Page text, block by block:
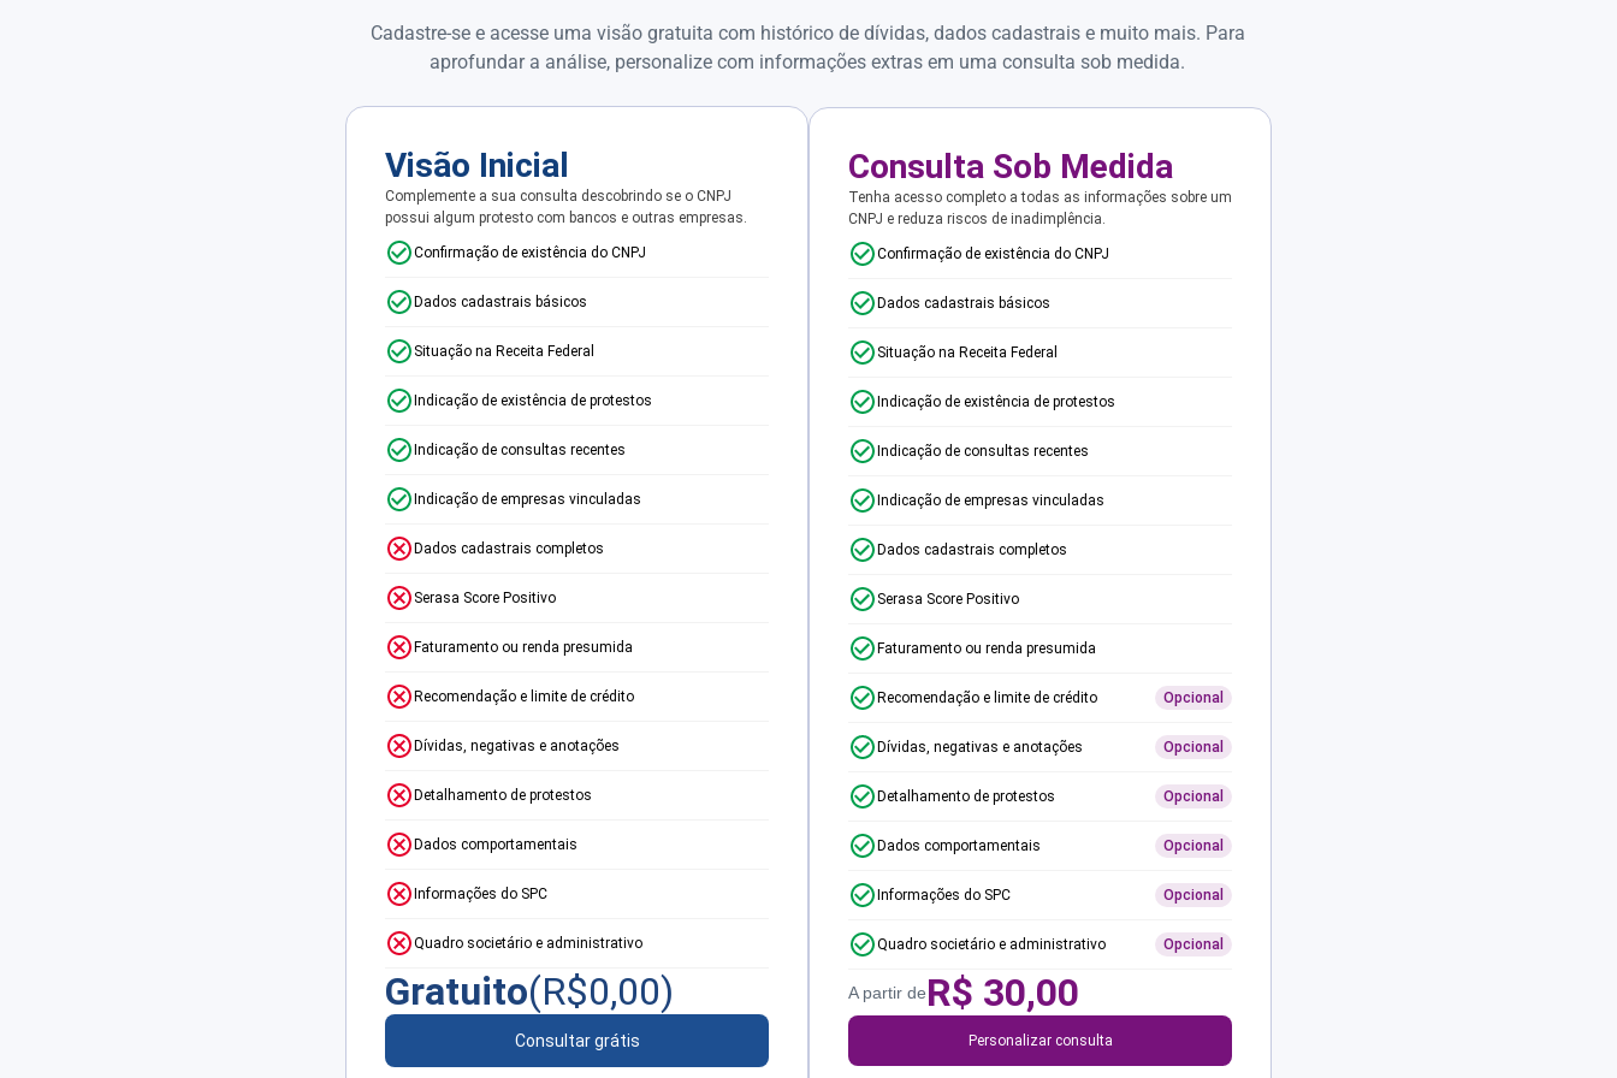
Cadastre-se e acesse uma visão gratuita com histórico de dívidas, dados cadastrais e muito mais. Para
aprofundar a análise, personalize com informações extras em uma consulta sob medida.
Visão Inicial
Complemente a sua consulta descobrindo se o CNPJ
possui algum protesto com bancos e outras empresas.
Confirmação de existência do CNPJ
Dados cadastrais básicos
Situação na Receita Federal
Indicação de existência de protestos
Indicação de consultas recentes
Indicação de empresas vinculadas
Dados cadastrais completos
Serasa Score Positivo
Faturamento ou renda presumida
Recomendação e limite de crédito
Dívidas, negativas e anotações
Detalhamento de protestos
Dados comportamentais
Informações do SPC
Quadro societário e administrativo
Gratuito(R$0,00)
Consultar grátis
Consulta Sob Medida
Tenha acesso completo a todas as informações sobre um
CNPJ e reduza riscos de inadimplência.
Confirmação de existência do CNPJ
Dados cadastrais básicos
Situação na Receita Federal
Indicação de existência de protestos
Indicação de consultas recentes
Indicação de empresas vinculadas
Dados cadastrais completos
Serasa Score Positivo
Faturamento ou renda presumida
Recomendação e limite de crédito Opcional
Dívidas, negativas e anotações Opcional
Detalhamento de protestos Opcional
Dados comportamentais Opcional
Informações do SPC Opcional
Quadro societário e administrativo Opcional
A partir deR$ 30,00
Personalizar consulta